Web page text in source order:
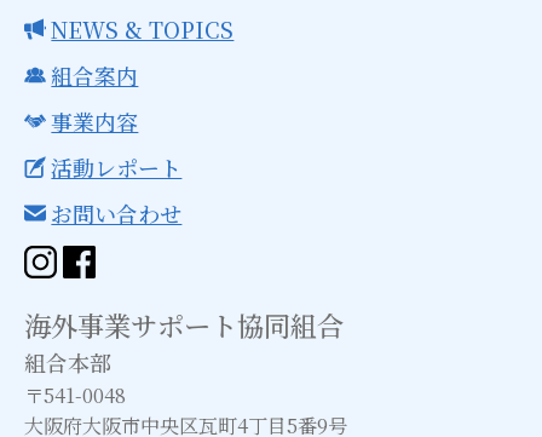
NEWS & TOPICS
組合案内
事業内容
活動レポート
お問い合わせ
海外事業サポート協同組合
組合本部
〒541-0048
大阪府大阪市中央区瓦町4丁目5番9号